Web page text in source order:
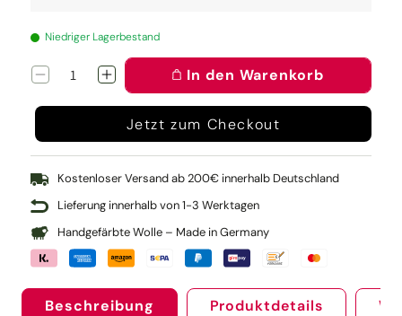
Niedriger Lagerbestand
Verringere
Knit
Nadelspiel
15
cm
(3.50)
Erhöhe
Knit
Nadelspiel
15
cm
In den Warenkorb
Jetzt zum Checkout
Kostenloser Versand ab 200€ innerhalb Deutschland
Lieferung innerhalb von 1-3 Werktagen
Handgefärbte Wolle – Made in Germany
Beschreibung Produktdetails